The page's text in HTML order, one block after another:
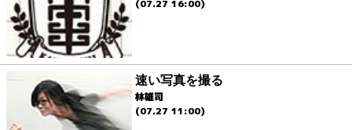
(07.27 16:00)
速い写真を撮る
林雄司
(07.27 11:00)